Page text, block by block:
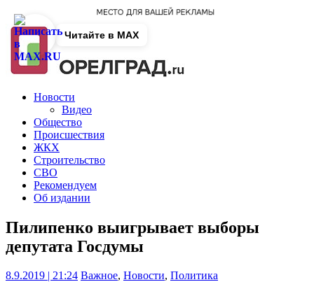
Новости
Видео
Общество
Происшествия
ЖКХ
Строительство
СВО
Рекомендуем
Об издании
Пилипенко выигрывает выборы
депутата Госдумы
8.9.2019 | 21:24 Важное, Новости, Политика
Читайте в MAX